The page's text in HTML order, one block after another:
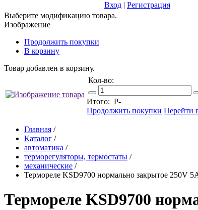
Вход | Регистрация
Выберите модификацию товара.
Изображение
Продолжить покупки
В корзину
Товар добавлен в корзину.
Кол-во:
Итого: Р-
Продолжить покупки Перейти
Главная /
Каталог /
автоматика /
терморегуляторы, термостаты /
механические /
Термореле KSD9700 нормально закрытое 250V
Термореле KSD9700